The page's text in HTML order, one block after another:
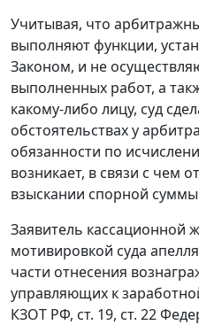
Учитывая, что
выполняют функции,
Законом, и не
выполненных работ, а
какому-либо лицу, суд
обстоятельствах у
обязанности по
возникает, в связи с чем
взыскании спорной
Заявитель кассационной
мотивировкой суда
части отнесения
управляющих к
КЗОТ РФ, ст. 19, ст. 22